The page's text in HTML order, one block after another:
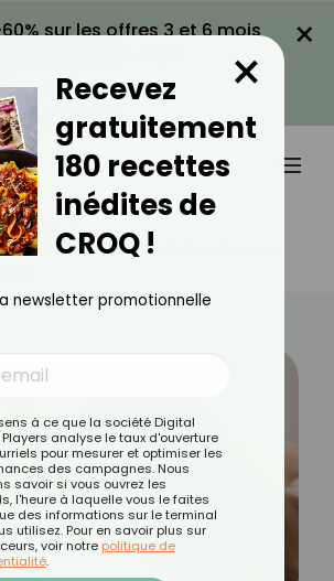
60% sur les offres 3 et 6 mois
VOIR LA PROMO
×
Minceur
La Perte De Poids Rapide Laisse
Recevez
gratuitement
180 recettes
inédites de
CROQ !
×
newsletter promotionnelle
à ce que la société Digital
analyse le taux d'ouverture
pour mesurer et optimiser les
des campagnes. Nous
savoir si vous ouvrez les
l'heure à laquelle vous le faites
des informations sur le terminal
utilisez. Pour en savoir plus sur
voir notre politique de
.